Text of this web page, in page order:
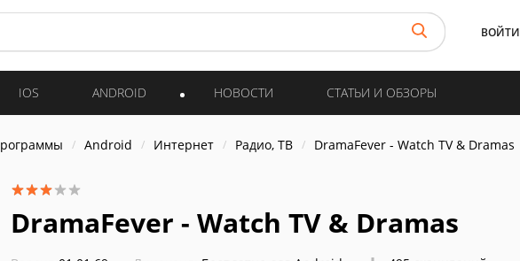
ВОЙТИ
IOS ANDROID НОВОСТИ СТАТЬИ И ОБЗОРЫ
Android Интернет Радио, ТВ DramaFever - Watch TV & Dramas
DramaFever - Watch TV & Dramas